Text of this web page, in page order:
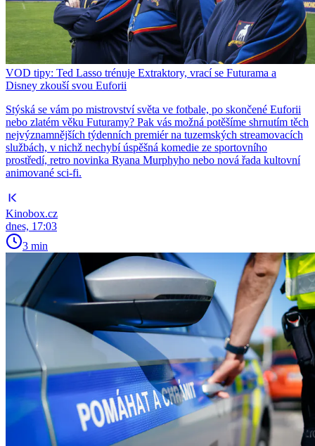
VOD tipy: Ted Lasso trénuje Extraktory, vrací se Futurama a
Disney zkouší svou Euforii
Stýská se vám po mistrovství světa ve fotbale, po skončené Euforii
nebo zlatém věku Futuramy? Pak vás možná potěšíme shrnutím těch
nejvýznamnějších týdenních premiér na tuzemských streamovacích
službách, v nichž nechybí úspěšná komedie ze sportovního
prostředí, retro novinka Ryana Murphyho nebo nová řada kultovní
animované sci-fi.
Kinobox.cz
dnes, 17:03
3 min